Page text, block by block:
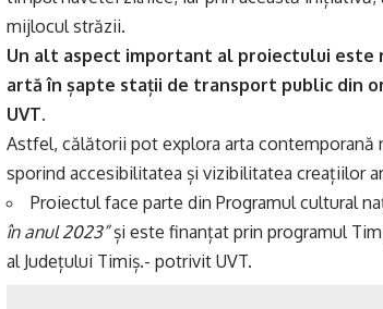
mijlocul străzii.
Un alt aspect important al proiectului este
artă în șapte stații de transport public din
UVT.
Astfel, călătorii pot explora arta contemporană
sporind accesibilitatea și vizibilitatea creațiilor
Proiectul face parte din Programul cultural
în anul 2023”și este finanțat prin programul
al Județului Timiș.- potrivit UVT.